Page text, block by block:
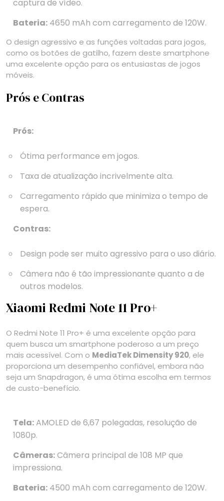
captura de vídeo.
Bateria: 4650 mAh com carregamento de 120W.
O design agressivo e as funções voltadas para jogos,
como os botões de gatilho, fazem deste smartphone
uma excelente opção para os entusiastas de jogos
móveis.
Prós e Contras
Prós:
Ótima performance em jogos.
Taxa de atualização incrivelmente alta.
Carregamento rápido que minimiza o tempo de
espera.
Contras:
Design pode ser muito agressivo para o uso diário.
Câmera não é tão impressionante quanto a de
outros modelos.
Xiaomi Redmi Note 11 Pro+
O Redmi Note 11 Pro+ é uma excelente opção para
quem busca um smartphone poderoso a um preço
mais acessível. Com o MediaTek Dimensity 920, ele
proporciona um desempenho confiável, embora não
seja um Snapdragon, é uma ótima escolha em termos
de custo-benefício.
Tela:AMOLED de 6,67 polegadas, resolução de
1080p.
Câmeras:Câmera principal de 108 MP que
impressiona.
Bateria: 4500 mAh com carregamento de 120W.